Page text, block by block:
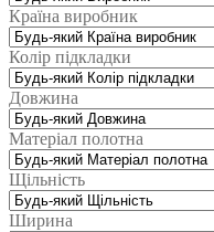
Країна виробник
Колір підкладки
Довжина
Матеріал полотна
Щільність
Ширина